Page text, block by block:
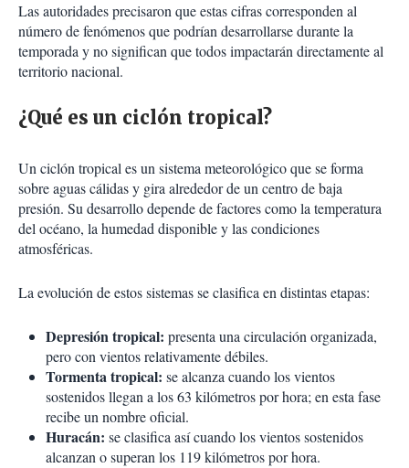
Las autoridades precisaron que estas cifras corresponden al
número de fenómenos que podrían desarrollarse durante la
temporada y no significan que todos impactarán directamente al
territorio nacional.
¿Qué es un ciclón tropical?
Un ciclón tropical es un sistema meteorológico que se forma
sobre aguas cálidas y gira alrededor de un centro de baja
presión. Su desarrollo depende de factores como la temperatura
del océano, la humedad disponible y las condiciones
atmosféricas.
La evolución de estos sistemas se clasifica en distintas etapas:
Depresión tropical: presenta una circulación organizada,
pero con vientos relativamente débiles.
Tormenta tropical: se alcanza cuando los vientos
sostenidos llegan a los 63 kilómetros por hora; en esta fase
recibe un nombre oficial.
Huracán: se clasifica así cuando los vientos sostenidos
alcanzan o superan los 119 kilómetros por hora.